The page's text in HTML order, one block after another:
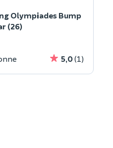
Olympiades Bump
(26)
5,0(1)